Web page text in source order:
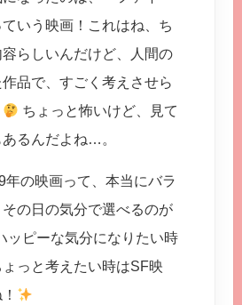
ていう映画！これはね、ち
容らしいんだけど、人間の
品で、すごく考えさせら
ちょっと怖いけど、見て
るんだよね…。
年の映画って、本当にバラ
の日の気分で選べるのが
ッピーな気分になりたい時
っと考えたい時はSF映